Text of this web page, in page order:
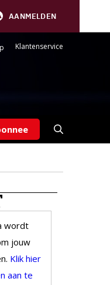
AANMELDEN
Klantenservice
wordt
jouw
Klik hier
aan te